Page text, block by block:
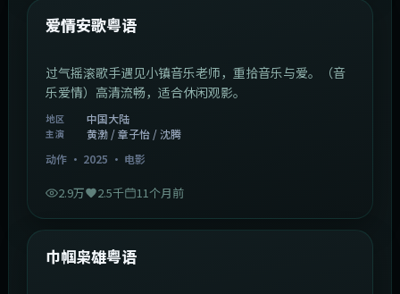
最新
爱情安歌粤语
过气摇滚歌手遇见小镇音乐老师，重拾音乐与爱。（音
乐爱情）高清流畅，适合休闲观影。
地区 中国大陆
主演
黄渤 / 章子怡 / 沈腾
动作· 2025 · 电影
2.9万 2.5千 11个月前
最新
巾帼枭雄粤语